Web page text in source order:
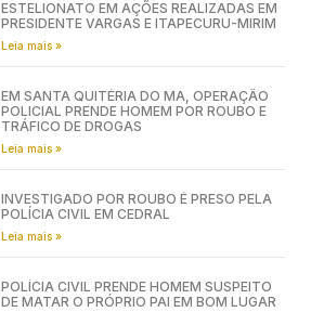
ESTELIONATO EM AÇÕES REALIZADAS EM
PRESIDENTE VARGAS E ITAPECURU-MIRIM
Leia mais »
EM SANTA QUITÉRIA DO MA, OPERAÇÃO
POLICIAL PRENDE HOMEM POR ROUBO E
TRÁFICO DE DROGAS
Leia mais »
INVESTIGADO POR ROUBO É PRESO PELA
POLÍCIA CIVIL EM CEDRAL
Leia mais »
POLÍCIA CIVIL PRENDE HOMEM SUSPEITO
DE MATAR O PRÓPRIO PAI EM BOM LUGAR